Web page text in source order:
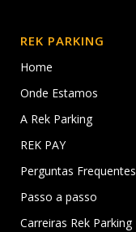
REK PARKING
Home
Onde Estamos
A Rek Parking
REK PAY
Perguntas Frequentes
Passo a passo
Carreiras Rek Parking